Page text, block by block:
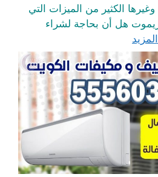
الكثير من الميزات التي
ريموت هل أن بحاجة لشراء